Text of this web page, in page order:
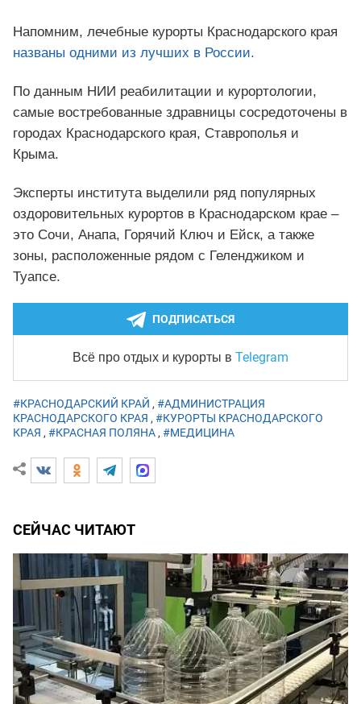
Напомним, лечебные курорты Краснодарского края
названы одними из лучших в России.
По данным НИИ реабилитации и курортологии,
самые востребованные здравницы сосредоточены в
городах Краснодарского края, Ставрополья и
Крыма.
Эксперты института выделили ряд популярных
оздоровительных курортов в Краснодарском крае –
это Сочи, Анапа, Горячий Ключ и Ейск, а также
зоны, расположенные рядом с Геленджиком и
Туапсе.
ПОДПИСАТЬСЯ
Всё про отдых и курорты в Telegram
#КРАСНОДАРСКИЙ КРАЙ , #АДМИНИСТРАЦИЯ
КРАСНОДАРСКОГО КРАЯ , #КУРОРТЫ КРАСНОДАРСКОГО
КРАЯ , #КРАСНАЯ ПОЛЯНА , #МЕДИЦИНА
СЕЙЧАС ЧИТАЮТ